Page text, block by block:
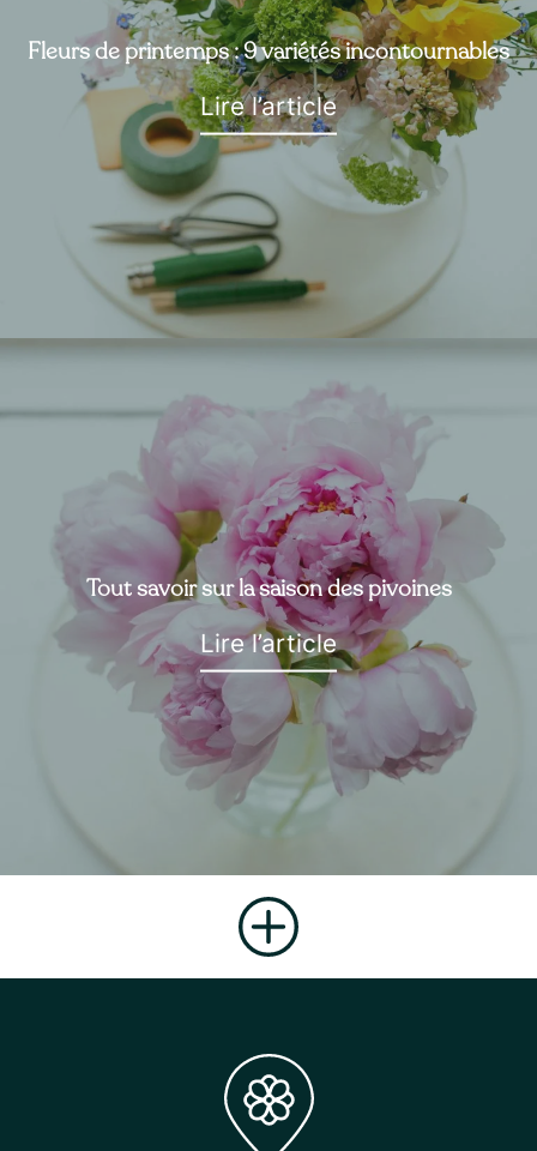
Fleurs de printemps : 9 variétés incontournables
Lire l’article
Tout savoir sur la saison des pivoines
Lire l’article